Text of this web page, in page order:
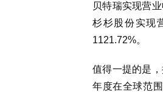
贝特瑞实现营
杉杉股份实现
1121.72%。
值得一提的是
年度在全球范